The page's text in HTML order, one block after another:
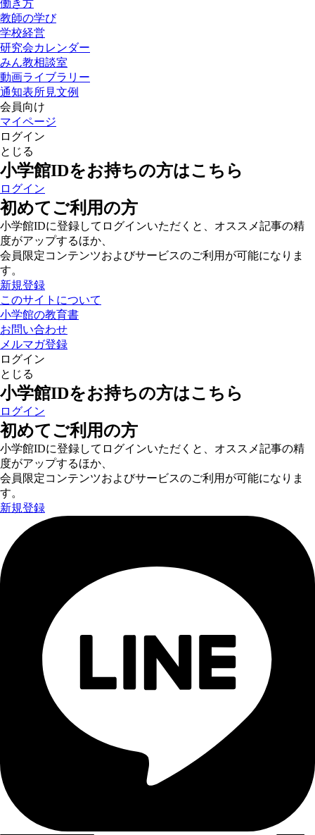
働き方
教師の学び
学校経営
研究会カレンダー
みん教相談室
動画ライブラリー
通知表所見文例
会員向け
マイページ
ログイン
とじる
小学館IDをお持ちの方はこちら
ログイン
初めてご利用の方
小学館IDに登録してログインいただくと、オススメ記事の精
度がアップするほか、
会員限定コンテンツおよびサービスのご利用が可能になりま
す。
新規登録
このサイトについて
小学館の教育書
お問い合わせ
メルマガ登録
ログイン
とじる
小学館IDをお持ちの方はこちら
ログイン
初めてご利用の方
小学館IDに登録してログインいただくと、オススメ記事の精
度がアップするほか、
会員限定コンテンツおよびサービスのご利用が可能になりま
す。
新規登録